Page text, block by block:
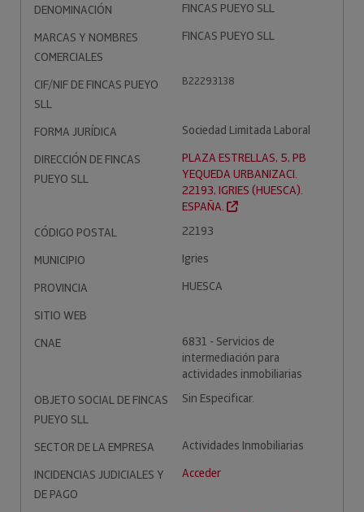
DENOMINACIÓN
FINCAS PUEYO SLL
MARCAS Y NOMBRES
COMERCIALES
FINCAS PUEYO SLL
CIF/NIF DE FINCAS PUEYO
SLL
B22293138
FORMA JURÍDICA
Sociedad Limitada Laboral
DIRECCIÓN DE FINCAS
PUEYO SLL
PLAZA ESTRELLAS, 5, PB
YEQUEDA URBANIZACI.
22193, IGRIES (HUESCA).
ESPAÑA.
CÓDIGO POSTAL
22193
MUNICIPIO
Igries
PROVINCIA
HUESCA
SITIO WEB
CNAE
6831 - Servicios de
intermediación para
actividades inmobiliarias
OBJETO SOCIAL DE FINCAS
PUEYO SLL
Sin Especificar.
SECTOR DE LA EMPRESA
Actividades Inmobiliarias
INCIDENCIAS JUDICIALES Y
DE PAGO
Acceder